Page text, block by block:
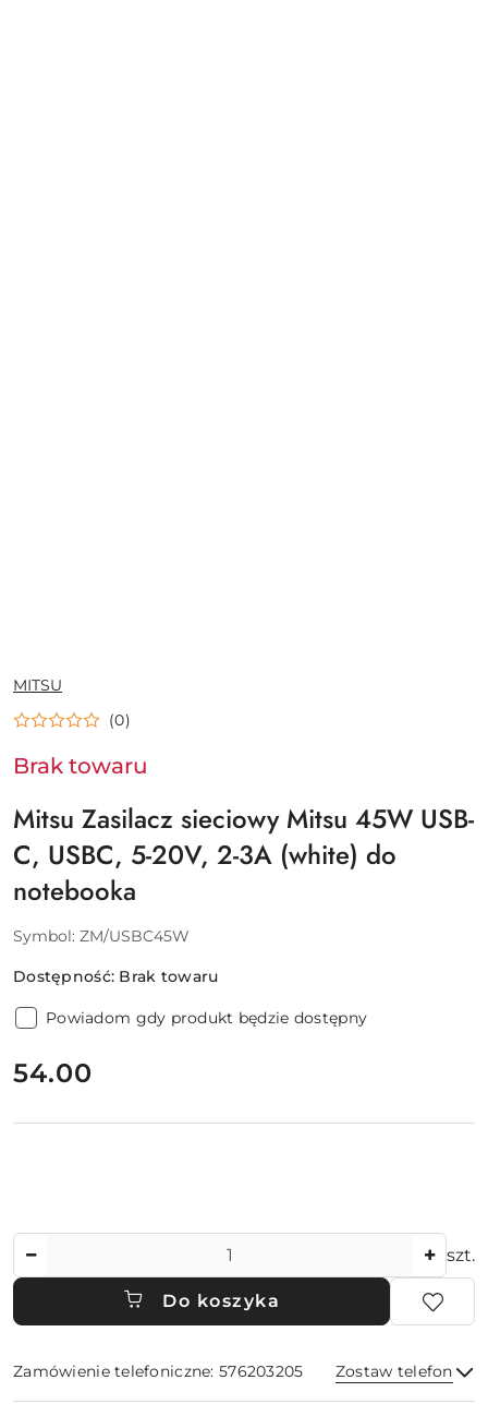
NAZWA
PRODUCENTA:
MITSU
(0)
Brak towaru
Mitsu Zasilacz sieciowy Mitsu 45W USB-
C, USBC, 5-20V, 2-3A (white) do
notebooka
Symbol: ZM/USBC45W
Dostępność: Brak towaru
Powiadom gdy produkt będzie dostępny
cena:
54.00
szt.
Do koszyka
Zamówienie telefoniczne: 576203205 Zostaw telefon